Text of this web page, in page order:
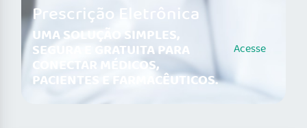
Prescrição Eletrônica
UMA SOLUÇÃO SIMPLES,
SEGURA E GRATUITA PARA
CONECTAR MÉDICOS,
PACIENTES E FARMACÊUTICOS.
Acesse